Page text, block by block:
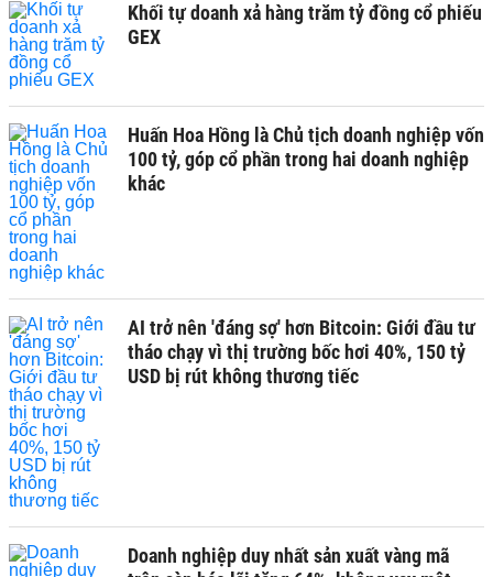
Khối tự doanh xả hàng trăm tỷ đồng cổ phiếu
GEX
Huấn Hoa Hồng là Chủ tịch doanh nghiệp vốn
100 tỷ, góp cổ phần trong hai doanh nghiệp
khác
AI trở nên 'đáng sợ' hơn Bitcoin: Giới đầu tư
tháo chạy vì thị trường bốc hơi 40%, 150 tỷ
USD bị rút không thương tiếc
Doanh nghiệp duy nhất sản xuất vàng mã